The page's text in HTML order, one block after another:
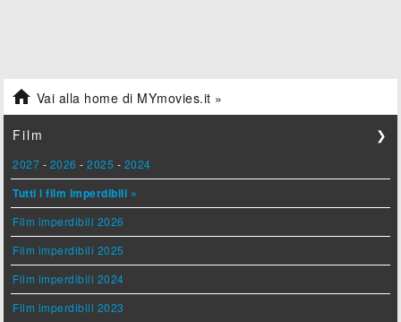
 Vai alla home di MYmovies.it »
Film ❯
2027 - 2026 -2025 - 2024
Tutti i film imperdibili »
Film imperdibili 2026
Film imperdibili 2025
Film imperdibili 2024
Film imperdibili 2023